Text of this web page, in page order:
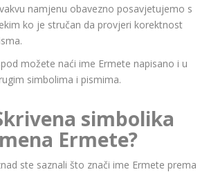
namjenu obavezno posavjetujemo s
ko je stručan da provjeri korektnost
možete naći ime Ermete napisano i u
simbolima i pismima.
simbolika
Ermete?
ste saznali što znači ime Ermete prema